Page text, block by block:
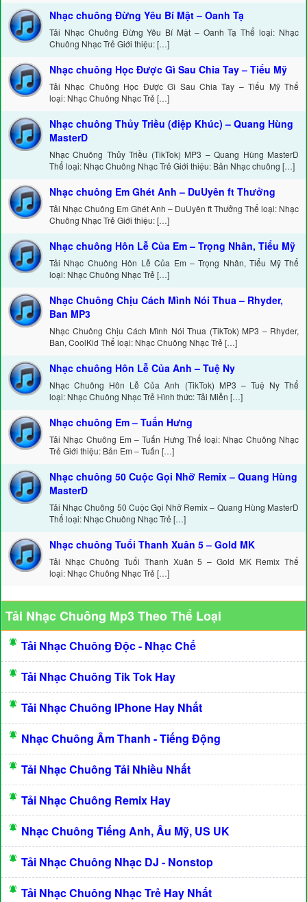
Nhạc chuông Đừng Yêu Bí Mật – Oanh Tạ
Tải Nhạc Chuông Đừng Yêu Bí Mật – Oanh Tạ Thể loại: Nhạc
Chuông Nhạc Trẻ Giới thiệu: […]
Nhạc chuông Học Được Gì Sau Chia Tay – Tiểu Mỹ
Tải Nhạc Chuông Học Được Gì Sau Chia Tay – Tiểu Mỹ Thể
loại: Nhạc Chuông Nhạc Trẻ […]
Nhạc chuông Thủy Triều (điệp Khúc) – Quang Hùng
MasterD
Nhạc Chuông Thủy Triều (TikTok) MP3 – Quang Hùng MasterD
Thể loại: Nhạc Chuông Nhạc Trẻ Giới thiệu: Bản Nhạc chuông […]
Nhạc chuông Em Ghét Anh – DuUyên ft Thưởng
Tải Nhạc Chuông Em Ghét Anh – DuUyên ft Thưởng Thể loại: Nhạc
Chuông Nhạc Trẻ Giới thiệu: […]
Nhạc chuông Hôn Lễ Của Em – Trọng Nhân, Tiểu Mỹ
Tải Nhạc Chuông Hôn Lễ Của Em – Trọng Nhân, Tiểu Mỹ Thể
loại: Nhạc Chuông Nhạc Trẻ […]
Nhạc Chuông Chịu Cách Mình Nói Thua – Rhyder,
Ban MP3
Nhạc Chuông Chịu Cách Mình Nói Thua (TikTok) MP3 – Rhyder,
Ban, CoolKid Thể loại: Nhạc Chuông Nhạc Trẻ […]
Nhạc chuông Hôn Lễ Của Anh – Tuệ Ny
Nhạc Chuông Hôn Lễ Của Anh (TikTok) MP3 – Tuệ Ny Thể
loại: Nhạc Chuông Nhạc Trẻ Hình thức: Tải Miễn […]
Nhạc chuông Em – Tuấn Hưng
Tải Nhạc Chuông Em – Tuấn Hưng Thể loại: Nhạc Chuông Nhạc
Trẻ Giới thiệu: Bản Em – Tuấn […]
Nhạc chuông 50 Cuộc Gọi Nhỡ Remix – Quang Hùng
MasterD
Tải Nhạc Chuông 50 Cuộc Gọi Nhỡ Remix – Quang Hùng MasterD
Thể loại: Nhạc Chuông Nhạc Trẻ […]
Nhạc chuông Tuổi Thanh Xuân 5 – Gold MK
Tải Nhạc Chuông Tuổi Thanh Xuân 5 – Gold MK Remix Thể
loại: Nhạc Chuông Nhạc Trẻ […]
Tải Nhạc Chuông Mp3 Theo Thể Loại
Tải Nhạc Chuông Độc - Nhạc Chế
Tải Nhạc Chuông Tik Tok Hay
Tải Nhạc Chuông IPhone Hay Nhất
Nhạc Chuông Âm Thanh - Tiếng Động
Tải Nhạc Chuông Tải Nhiều Nhất
Tải Nhạc Chuông Remix Hay
Nhạc Chuông Tiếng Anh, Âu Mỹ, US UK
Tải Nhạc Chuông Nhạc DJ - Nonstop
Tải Nhạc Chuông Nhạc Trẻ Hay Nhất